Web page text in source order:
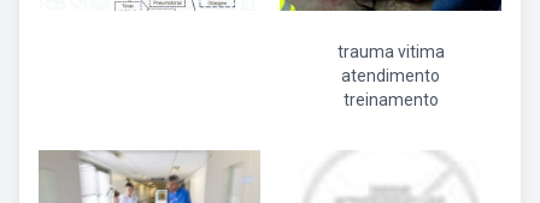
trauma vitima
atendimento
treinamento